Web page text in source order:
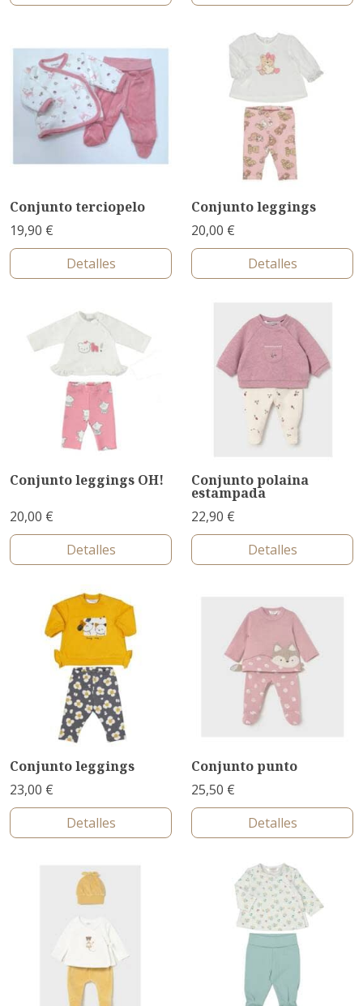
Conjunto terciopelo
19,90 €
Detalles
Conjunto leggings
20,00 €
Detalles
Conjunto leggings OH!
20,00 €
Detalles
Conjunto polaina
estampada
22,90 €
Detalles
Conjunto leggings
23,00 €
Detalles
Conjunto punto
25,50 €
Detalles